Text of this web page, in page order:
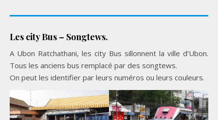
Les city Bus – Songtews.
A Ubon Ratchathani, les city Bus sillonnent la ville d’Ubon.
Tous les anciens bus remplacé par des songtews.
On peut les identifier par leurs numéros ou leurs couleurs.